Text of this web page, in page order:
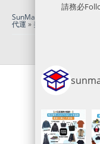
SunMarket 代購．代運．代
代運 » 美國代運
請務必